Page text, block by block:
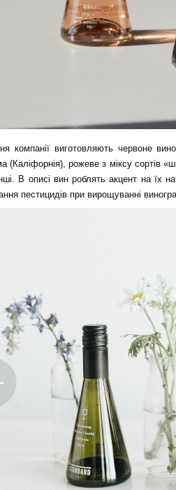
компанії виготовляють червоне
(Каліфорнія), рожеве з міксу сортів
В описі вин роблять акцент на їх
пестицидів при вирощуванні